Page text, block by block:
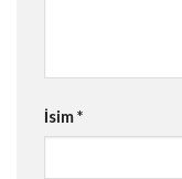
İsim*